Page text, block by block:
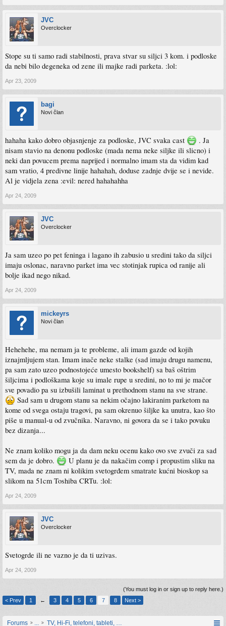
JVC
Overclocker
Stope su ti samo radi stabilnosti, prava stvar su siljci 3 kom. i podloske
da nebi bilo degeneka od zene ili majke radi parketa. :lol:
Apr 23, 2009
bagi
Novi član
hahaha kako dobro objasnjenje za podloske, JVC svaka cast
. Ja
nisam stavio na denonu podloske (mada nema neke siljke ili slicno) i
neki dan povucem prema naprijed i normalno imam sta da vidim kad
sam vratio, 4 predivne linije hahahah, doduse zadnje dvije se i nevide.
Al je vidjela zena :evil: nered hahahahha
Apr 24, 2009
JVC
Overclocker
Ja sam uzeo po pet feninga i lagano ih zabusio u sredini tako da siljci
imaju oslonac, naravno parket ima vec stotinjak rupica od ranije ali
bolje ikad nego nikad.
Apr 24, 2009
mickeyrs
Novi član
Hehehehe, ma nemam ja te probleme, ali imam gazde od kojih
iznajmljujem stan. Imam inače neke stalke (sad imaju drugu namenu,
pa sam zato uzeo podnostojeće umesto bookshelf) sa baš oštrim
šiljcima i podloškama koje su imale rupe u sredini, no to mi je mačor
sve povadio pa su izbušili laminat u prethodnom stanu na sve strane.
Sad sam u drugom stanu sa nekim očajno lakiranim parketom na
kome od svega ostaju tragovi, pa sam okrenuo šiljke ka unutra, kao što
piše u manual-u od zvučnika. Naravno, ni govora da se i tako povuku
bez dizanja...
Ne znam koliko mogu ja da dam neku ocenu kako ovo sve zvuči za sad
sem da je dobro.
U planu je da nakačim comp i propustim sliku na
TV, mada ne znam ni kolikim svetogrđem smatrate kućni bioskop sa
slikom na 51cm Toshiba CRTu. :lol:
Apr 24, 2009
JVC
Overclocker
Svetogrde ili ne vazno je da ti uzivas.
Apr 24, 2009
(You must log in or sign up to reply here.)
< Prev
1 ← 3 4 5 6 7 8 Next >
Forums TV, Hi-Fi, telefoni, tableti, satovi, IoT oprema